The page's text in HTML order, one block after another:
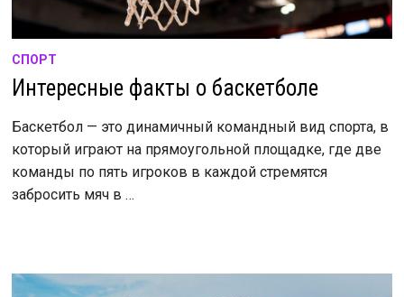
СПОРТ
Интересные факты о баскетболе
Баскетбол — это динамичный командный вид спорта, в
который играют на прямоугольной площадке, где две
команды по пять игроков в каждой стремятся
забросить мяч в …